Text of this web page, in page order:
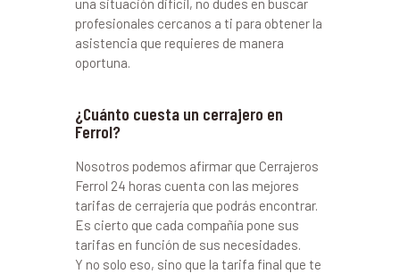
una situación difícil, no dudes en buscar
profesionales cercanos a ti para obtener la
asistencia que requieres de manera
oportuna.
¿Cuánto cuesta un cerrajero en
Ferrol?
Nosotros podemos afirmar que Cerrajeros
Ferrol 24 horas cuenta con las mejores
tarifas de cerrajería que podrás encontrar.
Es cierto que cada compañía pone sus
tarifas en función de sus necesidades.
Y no solo eso, sino que la tarifa final que te